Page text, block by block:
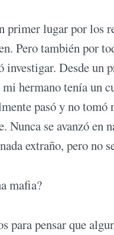
primer lugar por los
Pero también por
Desde un
hermano tenía un
pasó y no
se avanzó en
extraño, pero no
mafia?
para pensar que